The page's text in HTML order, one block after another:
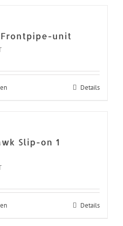
Frontpipe-unit
Details
Slip-on 1
Details